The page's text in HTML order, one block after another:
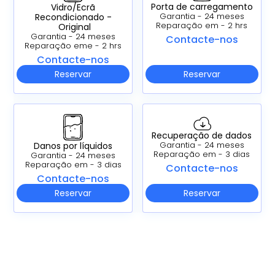
Vidro/Ecrã
Recondicionado -
Original
Garantia - 24 meses
Reparação eme - 2 hrs
Contacte-nos
Reservar
Porta de carregamento
Garantia - 24 meses
Reparação em - 2 hrs
Contacte-nos
Reservar
Danos por líquidos
Garantia - 24 meses
Reparação em - 3 dias
Contacte-nos
Reservar
Recuperação de dados
Garantia - 24 meses
Reparação em - 3 dias
Contacte-nos
Reservar